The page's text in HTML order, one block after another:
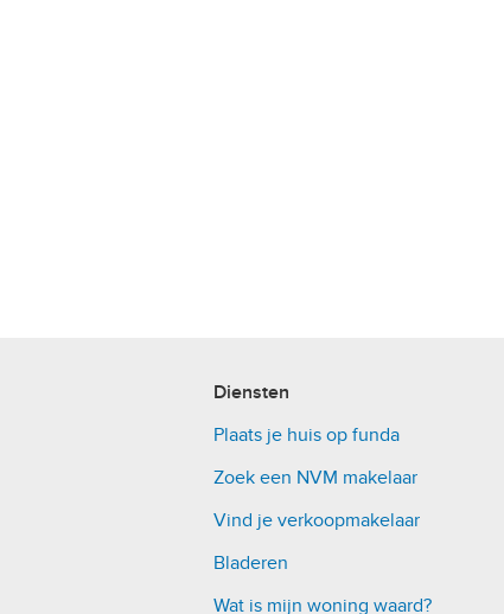
Diensten
Plaats je huis op funda
Zoek een NVM makelaar
Vind je verkoopmakelaar
Bladeren
Wat is mijn woning waard?